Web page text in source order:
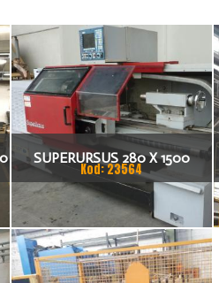
SUPERURSUS 280 X 1500
TOKARKA
Kod: 23564